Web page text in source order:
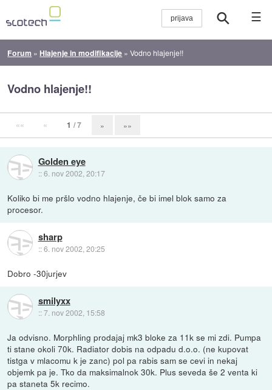
☰
Forum » Hlajenje in modifikacije »Vodno hlajenje!!
Vodno hlajenje!!
«« « 1 / 7 » »»
Golden eye
::6. nov 2002, 20:17
Koliko bi me pršlo vodno hlajenje, če bi imel blok samo za
procesor.
sharp
::6. nov 2002, 20:25
Dobro -30jurjev
smilyxx
::7. nov 2002, 15:58
Ja odvisno. Morphling prodajaj mk3 bloke za 11k se mi zdi. Pumpa
ti stane okoli 70k. Radiator dobis na odpadu d.o.o. (ne kupovat
tistga v mlacomu k je zanc) pol pa rabis sam se cevi in nekaj
objemk pa je. Tko da maksimalnok 30k. Plus seveda še 2 venta ki
pa staneta 5k recimo.